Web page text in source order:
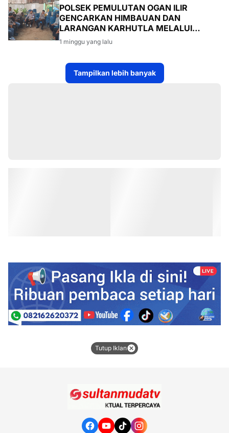
POLSEK PEMULUTAN OGAN ILIR
GENCARKAN HIMBAUAN DAN
LARANGAN KARHUTLA MELALUI
PROGRAM TSKD (TOURING SAMBANG
KE DESA-DESA
1 minggu yang lalu
Tampilkan lebih banyak
Tutup Iklan